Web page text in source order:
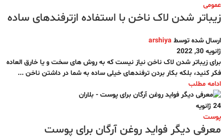
عمومی
زیباتر شدن لاک ناخن با استفاده ازترفندهای ساده
ارسال شده توسط arshiya
ژانویه 30, 2022
برای زیباتر شدن لاک ناخن نیاز نیست که به روش های سخت و یا خارق العاده
فکر کنید، بلکه بکار بردن ترفندهای خیلی ساده به شما در داشتن ناخن ...
ادامه مطلب
24 ژانویه
پوست
معرفی دیگر فواید روغن آرگان برای پوست